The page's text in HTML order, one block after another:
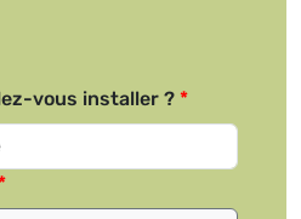
vous installer ?